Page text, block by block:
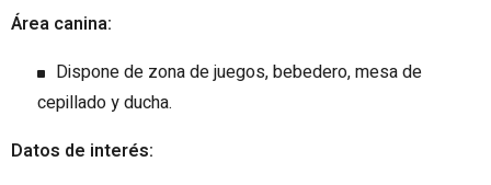
Área canina:
Dispone de zona de juegos, bebedero, mesa de
cepillado y ducha.
Datos de interés: